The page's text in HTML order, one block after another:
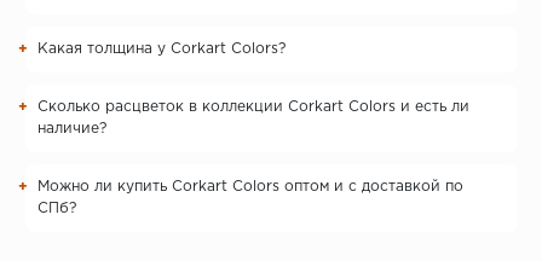
Какая толщина у Corkart Colors?
Сколько расцветок в коллекции Corkart Colors и есть ли
наличие?
Можно ли купить Corkart Colors оптом и с доставкой по
СПб?